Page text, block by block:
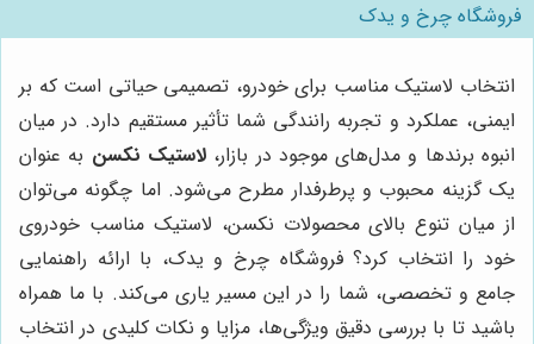
فروشگاه چرخ و یدک
انتخاب لاستیک مناسب برای خودرو، تصمیمی حیاتی است که بر
ایمنی، عملکرد و تجربه رانندگی شما تأثیر مستقیم دارد. در میان
انبوه برندها و مدل‌های موجود در بازار،لاستیک نکسن به عنوان
یک گزینه محبوب و پرطرفدار مطرح می‌شود. اما چگونه می‌توان
از میان تنوع بالای محصولات نکسن، لاستیک مناسب خودروی
خود را انتخاب کرد؟ فروشگاه چرخ و یدک، با ارائه راهنمایی
جامع و تخصصی، شما را در این مسیر یاری می‌کند. با ما همراه
باشید تا با بررسی دقیق ویژگی‌ها، مزایا و نکات کلیدی در انتخاب